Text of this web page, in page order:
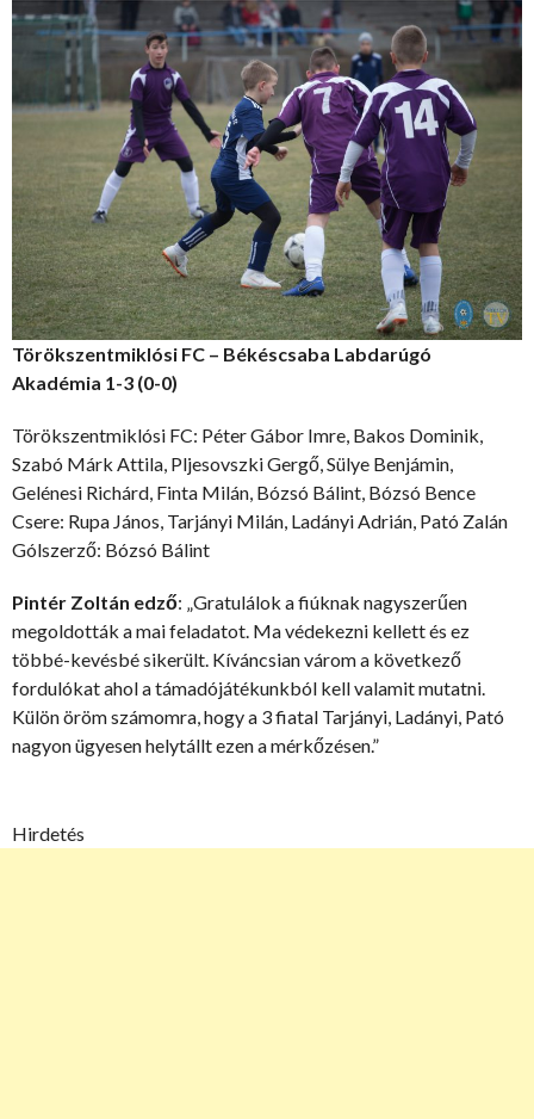
Törökszentmiklósi FC – Békéscsaba Labdarúgó
Akadémia 1-3 (0-0)
Törökszentmiklósi FC: Péter Gábor Imre, Bakos Dominik,
Szabó Márk Attila, Pljesovszki Gergő, Sülye Benjámin,
Gelénesi Richárd, Finta Milán, Bózsó Bálint, Bózsó Bence
Csere: Rupa János, Tarjányi Milán, Ladányi Adrián, Pató Zalán
Gólszerző: Bózsó Bálint
Pintér Zoltán edző: „Gratulálok a fiúknak nagyszerűen
megoldották a mai feladatot. Ma védekezni kellett és ez
többé-kevésbé sikerült. Kíváncsian várom a következő
fordulókat ahol a támadójátékunkból kell valamit mutatni.
Külön öröm számomra, hogy a 3 fiatal Tarjányi, Ladányi, Pató
nagyon ügyesen helytállt ezen a mérkőzésen.”
Hirdetés